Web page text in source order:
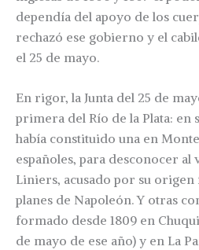
dependía del apoyo de los
rechazó ese gobierno y el
el 25 de mayo.
En rigor, la Junta del 25 de
primera del Río de la Plata: en
había constituido una en
españoles, para desconocer
Liniers, acusado por su origen
planes de Napoleón. Y otras
formado desde 1809 en
de mayo de ese año) y en La